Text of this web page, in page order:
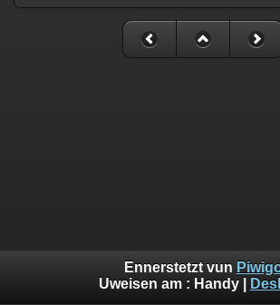
Ennerstetzt vun
Uweisen am : Handy|